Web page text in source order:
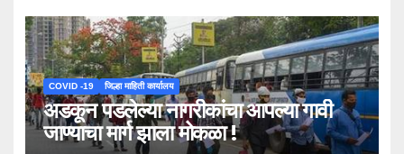
COVID -19 जिल्हा माहिती कार्यालय
अडकून पडलेल्या नागरीकांचा आपल्या गावी
जाण्याचा मार्ग झाला मोकळा !